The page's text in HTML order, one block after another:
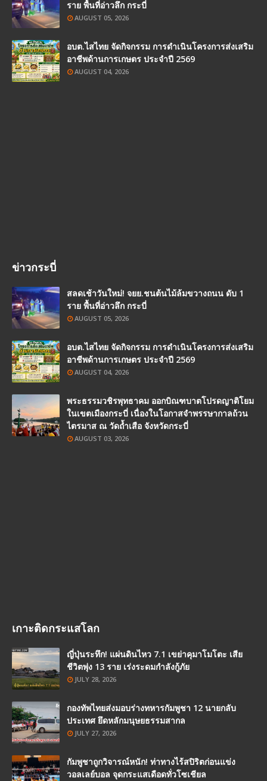
ราย พื้นที่อ่าวลึก กระบี่
AUGUST 05, 2026
อบต.ไสไทย จัดกิจกรรม การดำเนินโครงการส่งเสริม
อาชีพด้านการเกษตร ประจำปี 2569
AUGUST 04, 2026
ข่าวกระบี่
สลดเช้าวันใหม่! จยย.ชนต้นไม้ล้มขวางถนน ดับ 1
ราย พื้นที่อ่าวลึก กระบี่
AUGUST 05, 2026
อบต.ไสไทย จัดกิจกรรม การดำเนินโครงการส่งเสริม
อาชีพด้านการเกษตร ประจำปี 2569
AUGUST 04, 2026
พระธรรมวชิรพุทธาคม ออกบิณฑบาตโปรดญาติโยม
ในเขตเมืองกระบี่ เนื่องในโอกาสจำพรรษากาลถ้วน
ไตรมาส ณ วัดถ้ำเสือ จังหวัดกระบี่
AUGUST 03, 2026
เกาะติดกระแสโลก
ญี่ปุ่นระทึก! แผ่นดินไหว 7.1 เขย่าคุมาโมโตะ เสีย
ชีวิตพุ่ง 13 ราย เร่งระดมกำลังกู้ภัย
JULY 28, 2026
กองทัพไทยส่งมอบร่างทหารกัมพูชา 12 นายกลับ
ประเทศ ยึดหลักมนุษยธรรมสากล
JULY 27, 2026
กัมพูชาถูกวิจารณ์หนัก! ท่าทางไร้สปิริตก่อนแข่ง
วอลเลย์บอล จุดกระแสเดือดทั่วโซเชียล